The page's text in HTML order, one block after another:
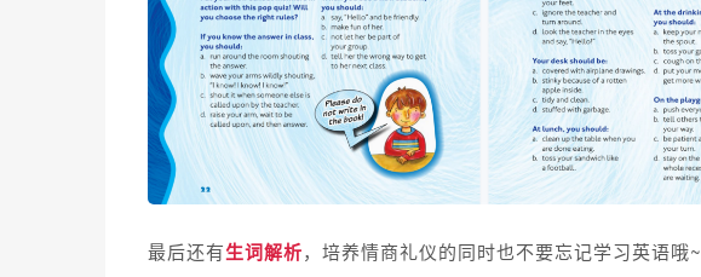
最后还有生词解析，培养情商礼仪的同时也不要忘记学习英语哦~